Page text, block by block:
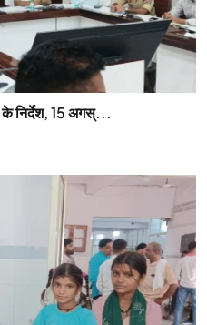
के निर्देश, 15 अगस्...